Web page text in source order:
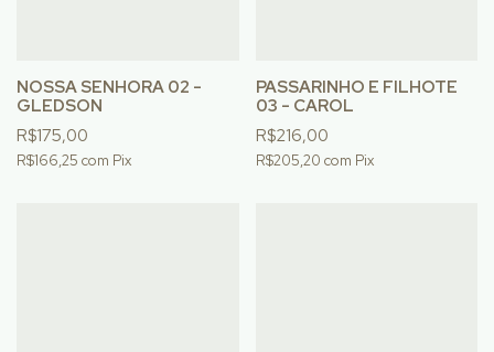
NOSSA SENHORA 02 -
GLEDSON
R$175,00
R$166,25 com Pix
PASSARINHO E FILHOTE
03 - CAROL
R$216,00
R$205,20 com Pix